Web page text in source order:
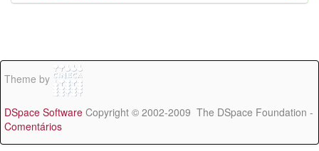
Theme by
DSpace Software Copyright © 2002-2009 The DSpace Foundation -
Comentários